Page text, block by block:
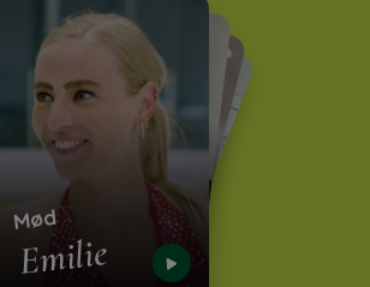
Mød
Emilie
Mød
Jesper
Mød
Ruben
Mød
K
a
r
in
a
o
g
A
n
n
e-
M
e
tte